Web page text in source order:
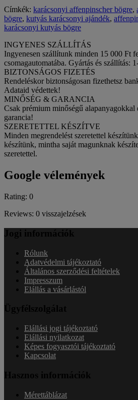
Címkék: karácsonyi affenpinscher bögre,
bögre, kutyás karácsonyi ajándék,
karácsonyi kutyás bögre
INGYENES SZÁLLÍTÁS
Ingyenesen szállítunk minden 15 000 Ft
csomagautomatába. Gyártás és szállítás:
BIZTONSÁGOS FIZETÉS
Rendeléskor biztonságosan fizethetsz
Adataid védettek!
MINŐSÉG & GARANCIA
Csak prémium minőségű
garancia!
SZERETETTEL KÉSZÍTVE
Minden megrendelést szeretettel
készítünk, mintha saját magunknak
szeretettel.
Google vélemények
Rating: 0
Reviews: 0 visszajelzések
Jogi információk
Rólunk
Adatvédelmi tájékoztató
Általános szerződési feltételek
Impresszum
Elállás a vásárlástól
Ügyfélszolgálat
Elállási jogi tájékoztató
Elállási nyilatkozat
Képes fogyasztói tájékoztató
Kapcsolat
Hasznos információk
Mérettáblázat